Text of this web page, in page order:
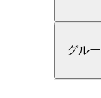
グル